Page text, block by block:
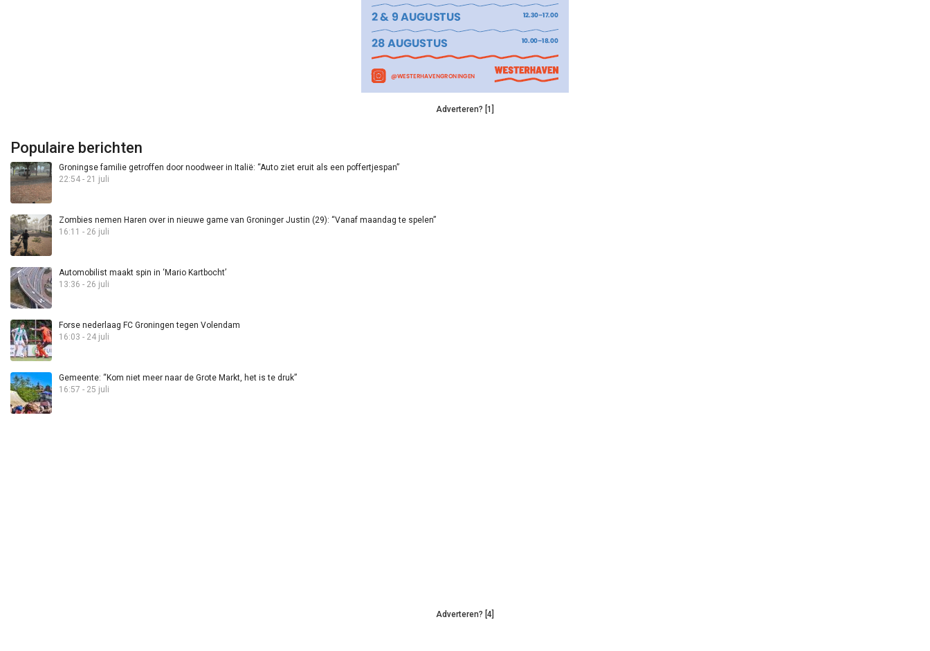
Adverteren? [1]
Populaire berichten
Groningse familie getroffen door noodweer in Italië: “Auto ziet eruit als een poffertjespan”
22:54 - 21 juli
Zombies nemen Haren over in nieuwe game van Groninger Justin (29): “Vanaf maandag te spelen”
16:11 - 26 juli
Automobilist maakt spin in ‘Mario Kartbocht’
13:36 - 26 juli
Forse nederlaag FC Groningen tegen Volendam
16:03 - 24 juli
Gemeente: “Kom niet meer naar de Grote Markt, het is te druk”
16:57 - 25 juli
Adverteren? [4]